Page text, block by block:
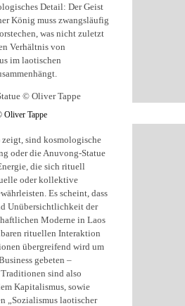
Detail: Der Geist
König muss zwangsläufig
was nicht zuletzt
Verhältnis von
im laotischen
Oliver Tappe
sind kosmologische
oder die Anuvong-Statue
die sich rituell
oder kollektive
Es scheint, dass
Unübersichtlichkeit der
Moderne in Laos
rituellen Interaktion
übergreifend wird um
gebeten –
sind also
Kapitalismus, sowie
„Sozialismus laotischer